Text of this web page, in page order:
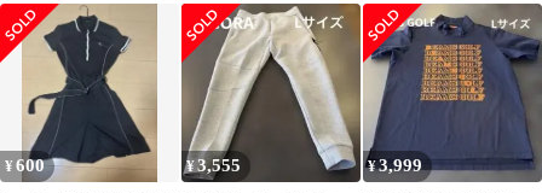
ーカー×2 土台×1 新品
&used
ルフ ポロシャツ 半袖
¥600 ¥3,555 ¥3,999